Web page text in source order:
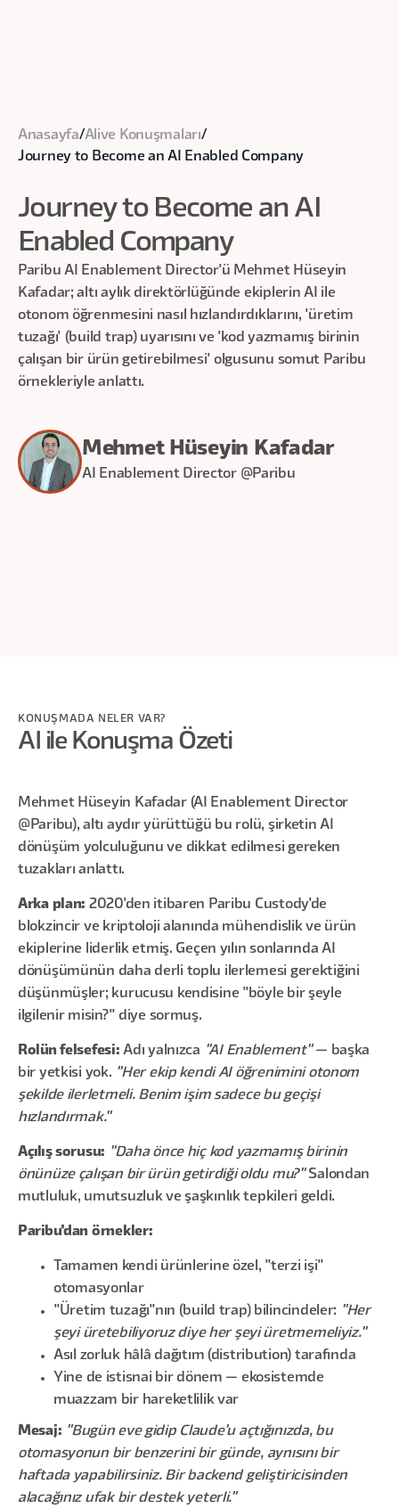
Anasayfa/Alive Konuşmaları/
Journey to Become an AI Enabled Company
Journey to Become an AI
Enabled Company
Paribu AI Enablement Director'ü Mehmet Hüseyin
Kafadar; altı aylık direktörlüğünde ekiplerin AI ile
otonom öğrenmesini nasıl hızlandırdıklarını, 'üretim
tuzağı' (build trap) uyarısını ve 'kod yazmamış birinin
çalışan bir ürün getirebilmesi' olgusunu somut Paribu
örnekleriyle anlattı.
Mehmet Hüseyin Kafadar
AI Enablement Director @Paribu
KONUŞMADA NELER VAR?
AI ile Konuşma Özeti
Mehmet Hüseyin Kafadar (AI Enablement Director
@Paribu), altı aydır yürüttüğü bu rolü, şirketin AI
dönüşüm yolculuğunu ve dikkat edilmesi gereken
tuzakları anlattı.
Arka plan: 2020'den itibaren Paribu Custody'de
blokzincir ve kriptoloji alanında mühendislik ve ürün
ekiplerine liderlik etmiş. Geçen yılın sonlarında AI
dönüşümünün daha derli toplu ilerlemesi gerektiğini
düşünmüşler; kurucusu kendisine "böyle bir şeyle
ilgilenir misin?" diye sormuş.
Rolün felsefesi: Adı yalnızca "AI Enablement"— başka
bir yetkisi yok. "Her ekip kendi AI öğrenimini otonom
şekilde ilerletmeli. Benim işim sadece bu geçişi
hızlandırmak."
Açılış sorusu: "Daha önce hiç kod yazmamış birinin
önünüze çalışan bir ürün getirdiği oldu mu?"Salondan
mutluluk, umutsuzluk ve şaşkınlık tepkileri geldi.
Paribu'dan örnekler:
Tamamen kendi ürünlerine özel, "terzi işi"
otomasyonlar
"Üretim tuzağı"nın (build trap) bilincindeler: "Her
şeyi üretebiliyoruz diye her şeyi üretmemeliyiz."
Asıl zorluk hâlâ dağıtım (distribution) tarafında
Yine de istisnai bir dönem — ekosistemde
muazzam bir hareketlilik var
Mesaj: "Bugün eve gidip Claude'u açtığınızda, bu
otomasyonun bir benzerini bir günde, aynısını bir
haftada yapabilirsiniz. Bir backend geliştiricisinden
alacağınız ufak bir destek yeterli."